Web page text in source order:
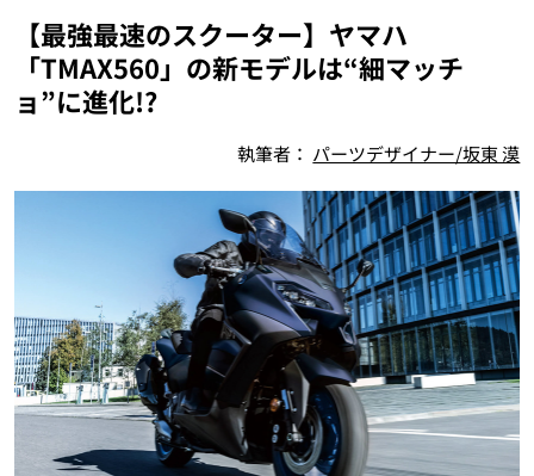
【最強最速のスクーター】ヤマハ
「TMAX560」の新モデルは“細マッチ
ョ”に進化!?
執筆者： パーツデザイナー/坂東 漠